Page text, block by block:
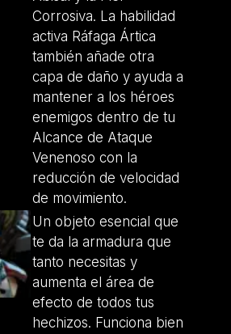
Corrosiva. La habilidad
activa Ráfaga Ártica
también añade otra
capa de daño y ayuda a
mantener a los héroes
enemigos dentro de tu
Alcance de Ataque
Venenoso con la
reducción de velocidad
de movimiento.
Un objeto esencial que
te da la armadura que
tanto necesitas y
aumenta el área de
efecto de todos tus
hechizos. Funciona bien